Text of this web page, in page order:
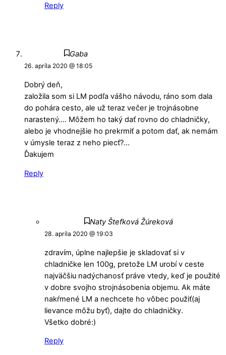
Reply
Gaba
26. apríla 2020 @ 18:05
Dobrý deň,
založila som si LM podľa vášho návodu, ráno som dala
do pohára cesto, ale už teraz večer je trojnásobne
narastený…. Môžem ho taký dať rovno do chladničky,
alebo je vhodnejšie ho prekrmiť a potom dať, ak nemám
v úmysle teraz z neho piecť?…
Ďakujem
Reply
Naty Štefková Žúreková
28. apríla 2020 @ 19:03
zdravím, úplne najlepšie je skladovať si v
chladničke len 100g, pretože LM urobí v ceste
najväčšiu nadýchanosť práve vtedy, keď je použité
v dobre svojho strojnásobenia objemu. Ak máte
nakŕmené LM a nechcete ho vôbec použiť(aj
lievance môžu byť), dajte do chladničky.
Všetko dobré:)
Reply